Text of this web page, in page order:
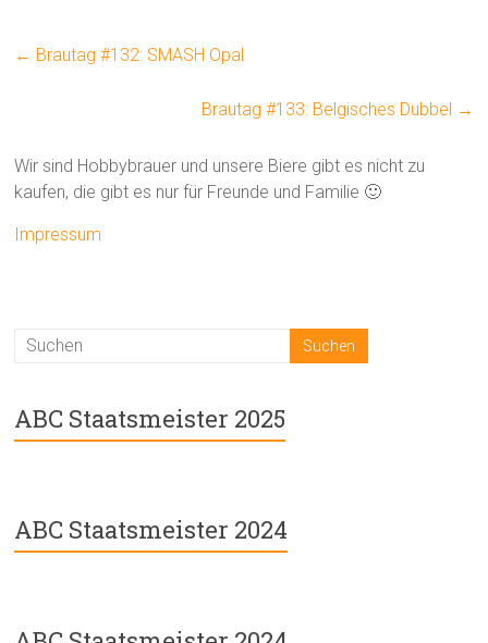
← Brautag #132: SMASH Opal
Brautag #133: Belgisches Dubbel →
Wir sind Hobbybrauer und unsere Biere gibt es nicht zu
kaufen, die gibt es nur für Freunde und Familie 🙂
Impressum
ABC Staatsmeister 2025
ABC Staatsmeister 2024